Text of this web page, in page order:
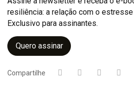
resiliência: a relação com o
Exclusivo para assinantes.
Quero assinar
Compartilhe